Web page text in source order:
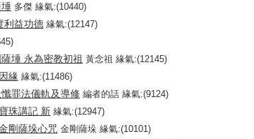
多傑 緣氣:(10440)
利益功德 緣氣:(12147)
埵 永為密教初祖 黃念祖 緣氣:(12145)
緣 緣氣:(11486)
罪法儀軌及導修 編者的話 緣氣:(9124)
珠講記 新 緣氣:(12947)
剛薩垛心咒 金剛薩垛 緣氣:(10101)